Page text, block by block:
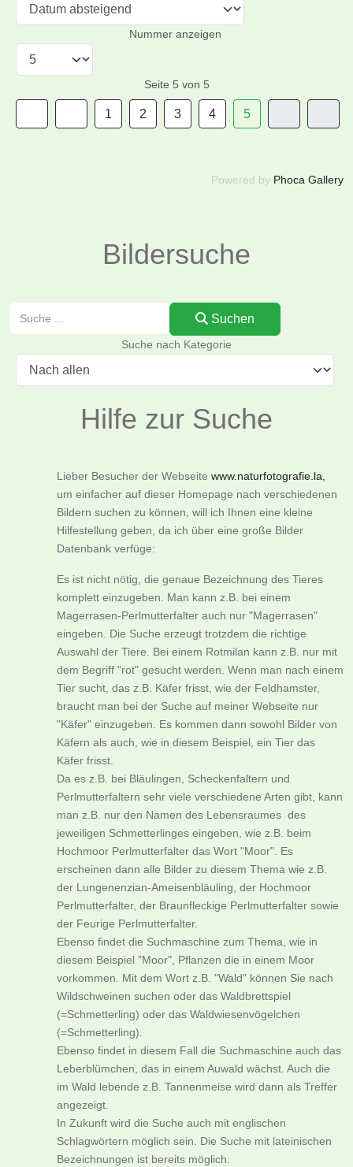
Nummer anzeigen
Seite 5 von 5
1 2 3 4 5
Powered by Phoca Gallery
Bildersuche
Suchen
Suchen
Suche nach Kategorie
Hilfe zur Suche
Lieber Besucher der Webseite www.naturfotografie.la,
um einfacher auf dieser Homepage nach verschiedenen
Bildern suchen zu können, will ich Ihnen eine kleine
Hilfestellung geben, da ich über eine große Bilder
Datenbank verfüge:
Es ist nicht nötig, die genaue Bezeichnung des Tieres
komplett einzugeben. Man kann z.B. bei einem
Magerrasen-Perlmutterfalter auch nur "Magerrasen"
eingeben. Die Suche erzeugt trotzdem die richtige
Auswahl der Tiere. Bei einem Rotmilan kann z.B. nur mit
dem Begriff "rot" gesucht werden. Wenn man nach einem
Tier sucht, das z.B. Käfer frisst, wie der Feldhamster,
braucht man bei der Suche auf meiner Webseite nur
"Käfer" einzugeben. Es kommen dann sowohl Bilder von
Käfern als auch, wie in diesem Beispiel, ein Tier das
Käfer frisst.
Da es z.B. bei Bläulingen, Scheckenfaltern und
Perlmutterfaltern sehr viele verschiedene Arten gibt, kann
man z.B. nur den Namen des Lebensraumes des
jeweiligen Schmetterlinges eingeben, wie z.B. beim
Hochmoor Perlmutterfalter das Wort "Moor". Es
erscheinen dann alle Bilder zu diesem Thema wie z.B.
der Lungenenzian-Ameisenbläuling, der Hochmoor
Perlmutterfalter, der Braunfleckige Perlmutterfalter sowie
der Feurige Perlmutterfalter.
Ebenso findet die Suchmaschine zum Thema, wie in
diesem Beispiel "Moor", Pflanzen die in einem Moor
vorkommen. Mit dem Wort z.B. "Wald" können Sie nach
Wildschweinen suchen oder das Waldbrettspiel
(=Schmetterling) oder das Waldwiesenvögelchen
(=Schmetterling).
Ebenso findet in diesem Fall die Suchmaschine auch das
Leberblümchen, das in einem Auwald wächst. Auch die
im Wald lebende z.B. Tannenmeise wird dann als Treffer
angezeigt.
In Zukunft wird die Suche auch mit englischen
Schlagwörtern möglich sein. Die Suche mit lateinischen
Bezeichnungen ist bereits möglich.